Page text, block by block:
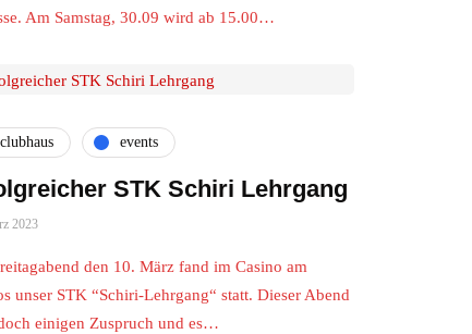
Am Samstag, 30.09 wird ab 15.00…
clubhaus events
STK Schiri Lehrgang
2023
den 10. März fand im Casino am
unser STK “Schiri-Lehrgang“ statt. Dieser Abend
einigen Zuspruch und es…